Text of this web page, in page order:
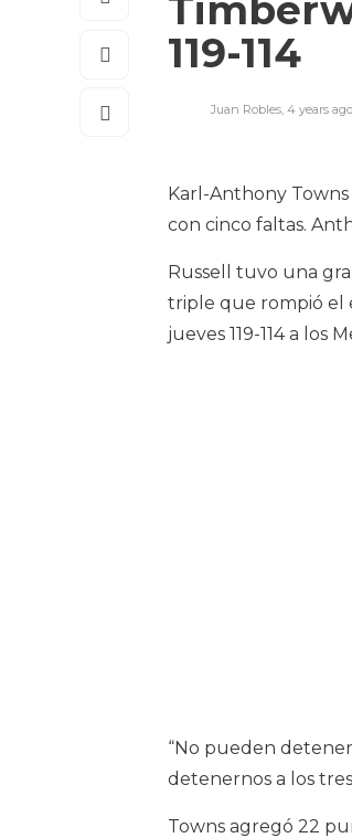
119-114
Juan Robles, 4 years ago
Karl-Anthony
con cinco faltas.
Russell tuvo una
triple que rompió el
jueves 119-114 a los
“No pueden
detenernos a los
Towns agregó 22